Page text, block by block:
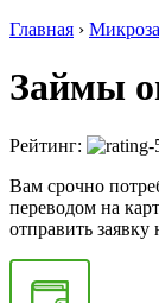
Главная ›
Займы
Рейтинг:
Вам срочно
переводом на
отправить